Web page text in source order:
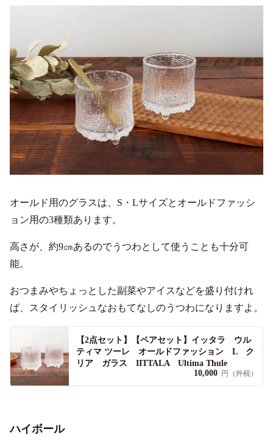
オールド用のグラスは、S・Lサイズとオールドファッシ
ョン用の3種類あります。
高さが、約9㎝あるのでうつわとして使うことも十分可
能。
おつまみやちょっとした副菜やアイスなどを盛り付けれ
ば、スタイリッシュなおもてなしのうつわになりますよ。
【2点セット】【ペアセット】イッタラ ウル
ティマ ツーレ オールドファッション L ク
リア ガラス IITTALA Ultima Thule
10,000 円（外税）
ハイボール